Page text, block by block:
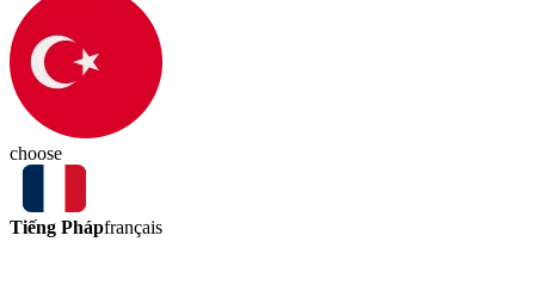
choose
Tiếng Phápfrançais